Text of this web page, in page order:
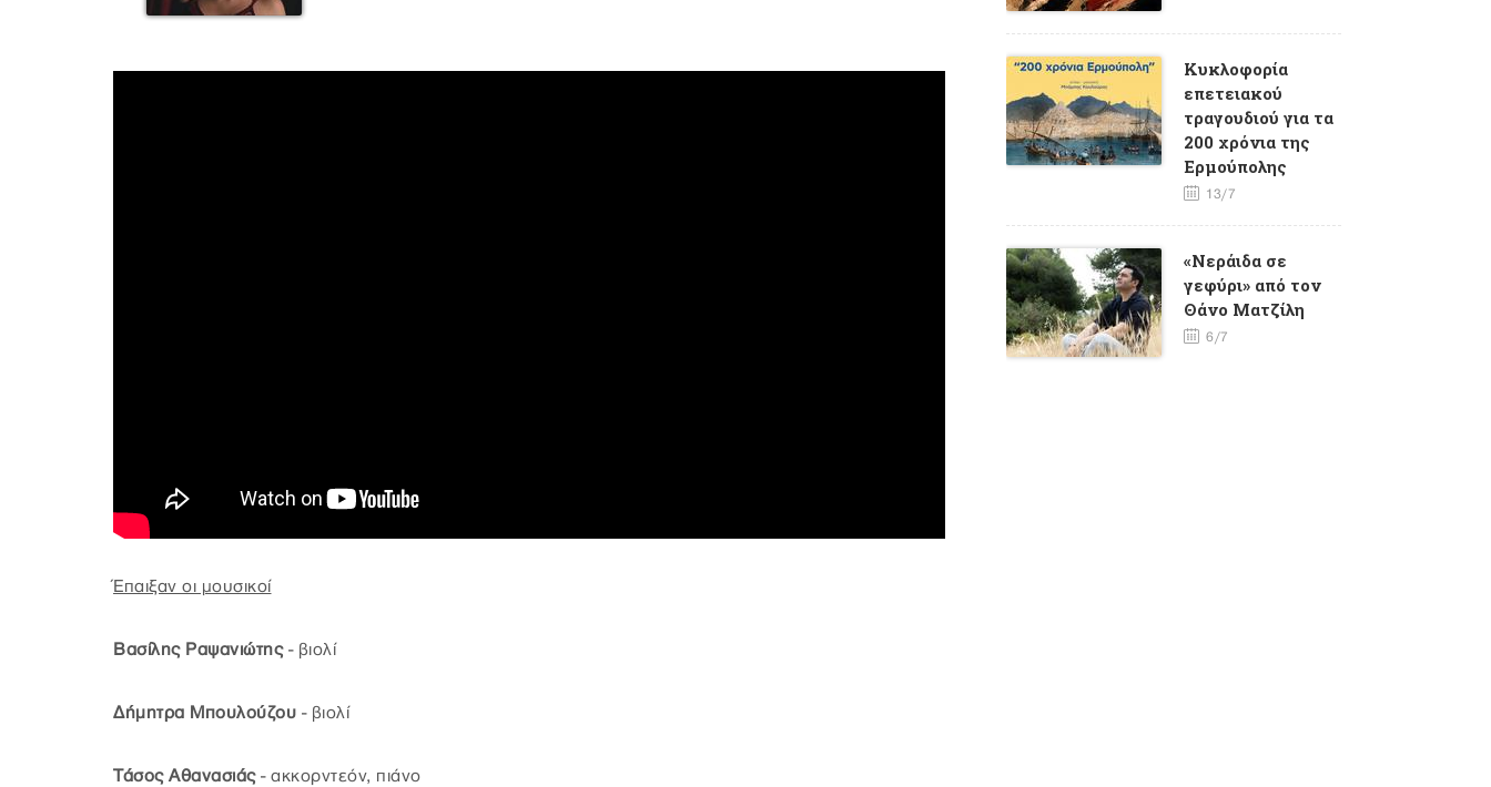
Έπαιξαν οι μουσικοί
Βασίλης Ραψανιώτης - βιολί
Δήμητρα Μπουλούζου - βιολί
Τάσος Αθανασιάς - ακκορντεόν, πιάνο
Κυκλοφορία
επετειακού
τραγουδιού για τα
200 χρόνια της
Ερμούπολης
13/7
«Νεράιδα σε
γεφύρι» από τον
Θάνο Ματζίλη
6/7